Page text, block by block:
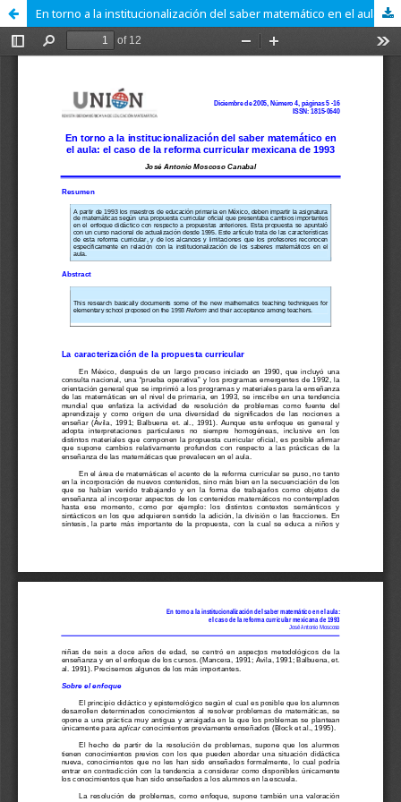
En torno a la institucionalización del saber matemático en el aula: el caso de la reforma curricular mexicana de 1993